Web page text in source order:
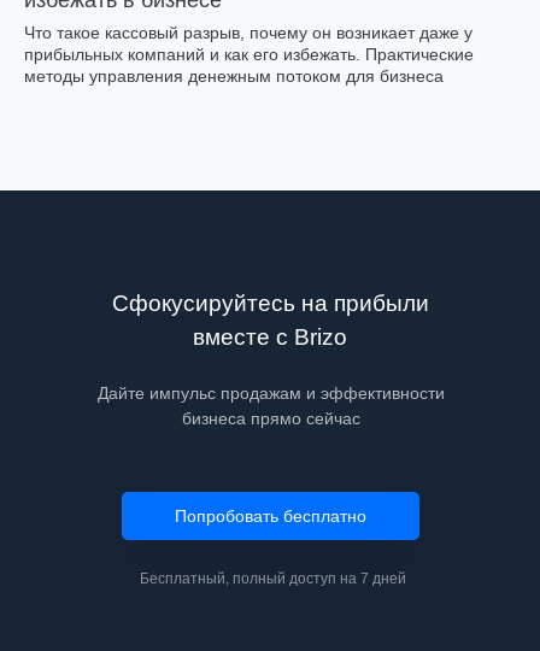
Что такое кассовый разрыв, почему он возникает даже у
прибыльных компаний и как его избежать. Практические
методы управления денежным потоком для бизнеса
Сфокусируйтесь на прибыли
вместе с Brizo
Дайте импульс продажам и эффективности
бизнеса прямо сейчас
Попробовать бесплатно
Бесплатный, полный доступ на 7 дней